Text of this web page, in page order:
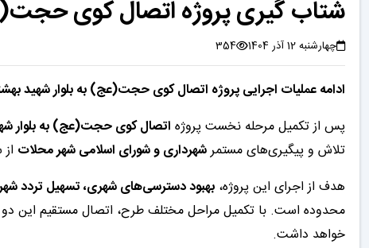
شتاب گیری پروژه اتصال کوی
چهارشنبه 12 آذر 1404 354
ادامه عملیات اجرایی پروژه اتصال کوی حجت(عج) به بلوار شهید
پس از تکمیل مرحله نخست پروژه اتصال کوی حجت(عج) به بلوار
تلاش و پیگیری‌های مستمرشهرداری و شورای اسلامی شهر محلات
هدف از اجرای این پروژه، بهبود دسترسی‌های شهری، تسهیل تردد
محدوده است. با تکمیل مراحل مختلف طرح، اتصال مستقیم این
خواهد داشت.